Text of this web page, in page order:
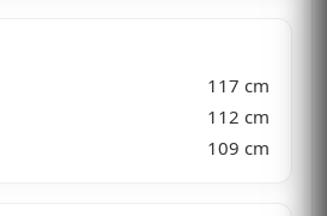
117 cm
112 cm
109 cm